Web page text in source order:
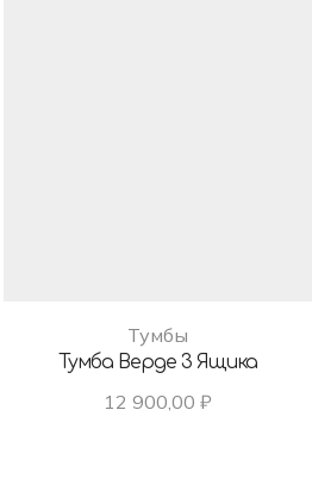
Тумбы
Тумба Верде 3 Ящика
12 900,00₽